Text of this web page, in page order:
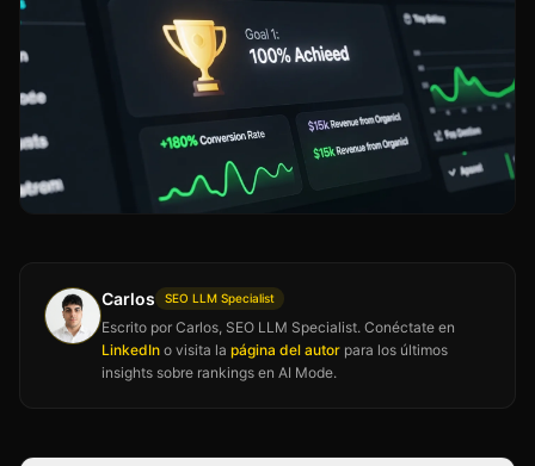
Carlos SEO LLM Specialist
Escrito por Carlos, SEO LLM Specialist. Conéctate en
LinkedIn o visita la página del autor para los últimos
insights sobre rankings en AI Mode.